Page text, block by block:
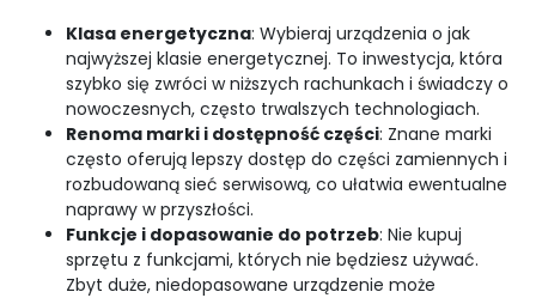
Klasa energetyczna: Wybieraj urządzenia o jak
najwyższej klasie energetycznej. To inwestycja, która
szybko się zwróci w niższych rachunkach i świadczy o
nowoczesnych, często trwalszych technologiach.
Renoma marki i dostępność części: Znane marki
często oferują lepszy dostęp do części zamiennych i
rozbudowaną sieć serwisową, co ułatwia ewentualne
naprawy w przyszłości.
Funkcje i dopasowanie do potrzeb: Nie kupuj
sprzętu z funkcjami, których nie będziesz używać.
Zbyt duże, niedopasowane urządzenie może